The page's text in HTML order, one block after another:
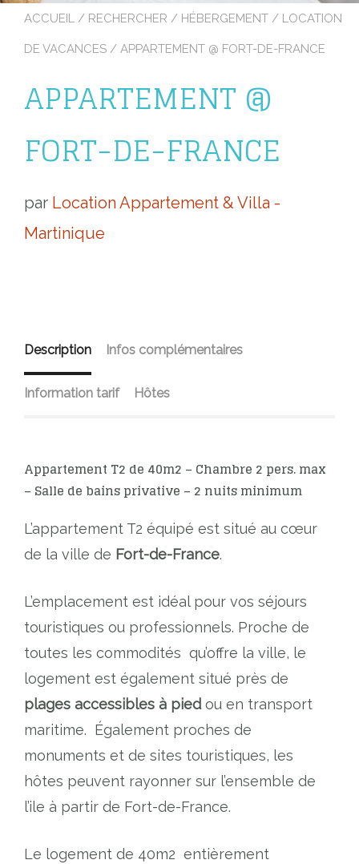
ACCUEIL / RECHERCHER / HÉBERGEMENT / LOCATION
DE VACANCES / APPARTEMENT @ FORT-DE-FRANCE
APPARTEMENT @
FORT-DE-FRANCE
par Location Appartement & Villa -
Martinique
Description Infos complémentaires
Information tarif Hôtes
Appartement T2 de 40m2 – Chambre 2 pers. max
– Salle de bains privative – 2 nuits minimum
L’appartement T2 équipé est situé au cœur
de la ville de Fort-de-France.
L’emplacement est idéal pour vos séjours
touristiques ou professionnels. Proche de
toutes les commodités qu’offre la ville, le
logement est également situé près de
plages accessibles à piedou en transport
maritime. Également proches de
monuments et de sites touristiques, les
hôtes peuvent rayonner sur l’ensemble de
l’ile à partir de Fort-de-France.
Le logement de 40m2 entièrement